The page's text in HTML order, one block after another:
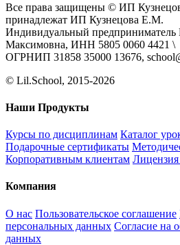
Все права защищены © ИП
принадлежат ИП Кузнецова Е.М.
Индивидуальный предприниматель
Максимовна, ИНН 5805 0060 4421 \
ОГРНИП 31858 35000 13676,
© Lil.School, 2015‐2026
Наши Продукты
Курсы по дисциплинам Каталог
Подарочные сертификаты
Корпоративным клиентам
Компания
О нас Пользовательское соглашение
персональных данных Согласие на
данных